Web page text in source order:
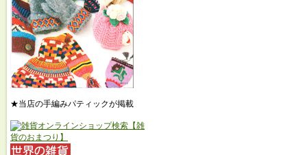
★当店の手編みパティックが掲載